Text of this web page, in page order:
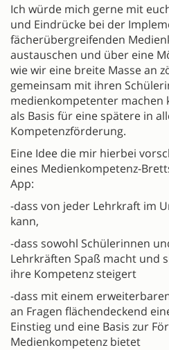
Ich würde mich gerne mit
und Eindrücke bei der
fächerübergreifenden
austauschen und über eine
wie wir eine breite Masse an
gemeinsam mit ihren
medienkompetenter machen
als Basis für eine spätere in
Kompetenzförderung.
Eine Idee die mir hierbei
eines Medienkompetenz-
App:
-dass von jeder Lehrkraft im
kann,
-dass sowohl Schülerinnen
Lehrkräften Spaß macht und
ihre Kompetenz steigert
-dass mit einem
an Fragen flächendeckend
Einstieg und eine Basis zur
Medienkompetenz bietet